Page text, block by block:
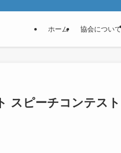
ホーム 協会について
スピーチコンテス